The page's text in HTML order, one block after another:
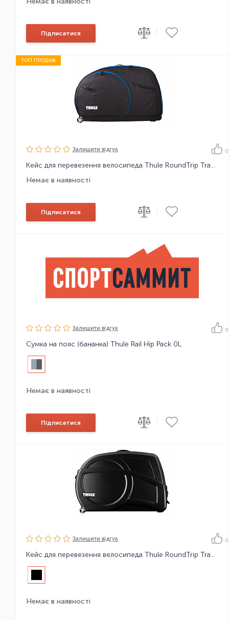
Підписатися
ТОП ПРОДАЖ
Залишити вiдгук 0
Кейс для перевезення велосипеда Thule RoundTrip Traveler
Немає в наявності
Підписатися
Залишити вiдгук 0
Сумка на пояс (бананка) Thule Rail Hip Pack 0L
Немає в наявності
Підписатися
Залишити вiдгук 0
Кейс для перевезення велосипеда Thule RoundTrip Transition
Немає в наявності